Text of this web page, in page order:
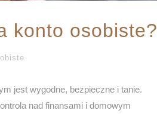
konto osobiste?
jest wygodne, bezpieczne i tanie.
nad finansami i domowym